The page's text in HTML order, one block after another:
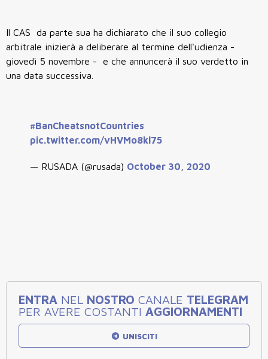
Il CAS da parte sua ha dichiarato che il suo collegio
arbitrale inizierà a deliberare al termine dell'udienza -
giovedì 5 novembre - e che annuncerà il suo verdetto in
una data successiva.
#BanCheatsnotCountries
pic.twitter.com/vHVMo8kl75
— RUSADA (@rusada) October 30, 2020
ENTRA NEL NOSTRO CANALE TELEGRAM
PER AVERE COSTANTI AGGIORNAMENTI
UNISCITI